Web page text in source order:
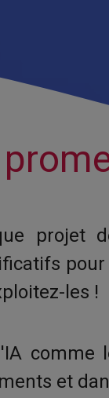
projet
les !
comme
et